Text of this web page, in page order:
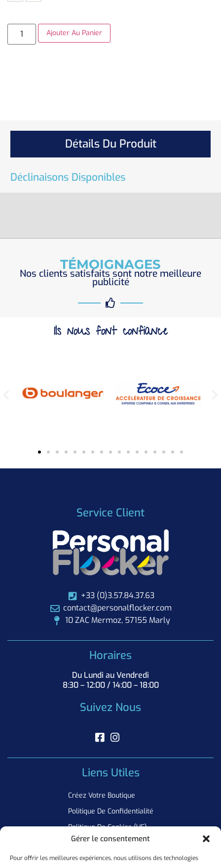
Gérer le consentement
Pour offrir les meilleures expériences, nous utilisons des technologies
Ajouter Au Panier
Détails Du Produit
Déclinaisons Disponibles
TÉMOIGNAGES
Nos clients satisfaits sont notre meilleure
publicité
Ils nous font confiance
Service Client
+33 (0)3.57.84.37.63
contact@personalflocker.com
10 ZAC Mermoz, 57155 Marly
Horaires
Du Lundi au Vendredi
8:30 – 12:00 / 14:00 – 18:00
Suivez Nous
Liens Utiles
Créez Votre Boutique
Politique De Confidentialité
Politique De Cookies (UE)